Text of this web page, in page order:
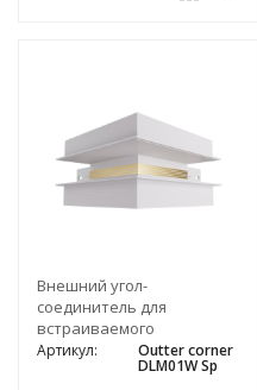
Внешний угол-
соединитель для
встраиваемого
магнитного
шинопровода, белый
Артикул: Outter corner
DLM01W Sp